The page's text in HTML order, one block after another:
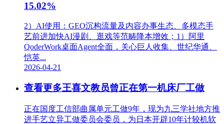
15.02%
2）AI使用：GEO沉构流量及内容办事生态、多模态手
艺前进加快AI漫剧、逛戏等范畴降本增效；1）阿里
QoderWork桌面Agent全面，关心巨人收集、世纪华通、
恺英...
2026-04-21
查看更多王喜文教员曾正在第一机床厂工做
正在国度工信部曲属单元工做9年，现为九三学社地方推
进手艺立异工做委员会委员，为日本开辟10年计较机软